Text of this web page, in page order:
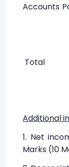
Additional
1. Net
Marks (10